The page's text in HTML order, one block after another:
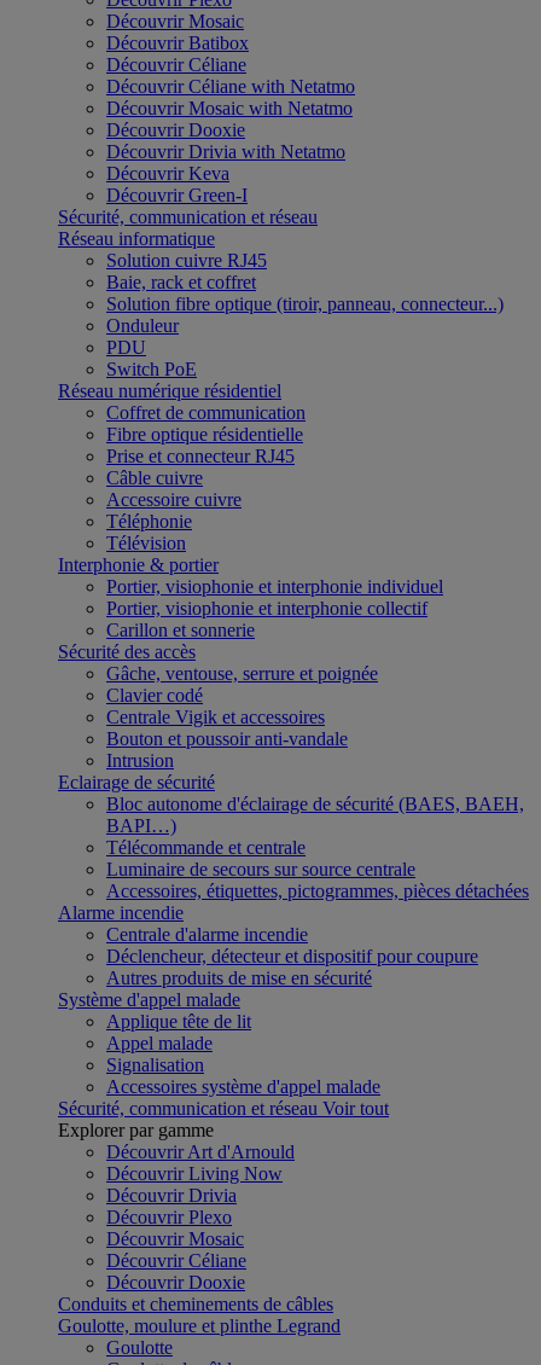
Découvrir Mosaic
Découvrir Batibox
Découvrir Céliane
Découvrir Céliane with Netatmo
Découvrir Mosaic with Netatmo
Découvrir Dooxie
Découvrir Drivia with Netatmo
Découvrir Keva
Découvrir Green-I
Sécurité, communication et réseau
Réseau informatique
Solution cuivre RJ45
Baie, rack et coffret
Solution fibre optique (tiroir, panneau, connecteur...)
Onduleur
PDU
Switch PoE
Réseau numérique résidentiel
Coffret de communication
Fibre optique résidentielle
Prise et connecteur RJ45
Câble cuivre
Accessoire cuivre
Téléphonie
Télévision
Interphonie & portier
Portier, visiophonie et interphonie individuel
Portier, visiophonie et interphonie collectif
Carillon et sonnerie
Sécurité des accès
Gâche, ventouse, serrure et poignée
Clavier codé
Centrale Vigik et accessoires
Bouton et poussoir anti-vandale
Intrusion
Eclairage de sécurité
Bloc autonome d'éclairage de sécurité (BAES, BAEH,
BAPI…)
Télécommande et centrale
Luminaire de secours sur source centrale
Accessoires, étiquettes, pictogrammes, pièces détachées
Alarme incendie
Centrale d'alarme incendie
Déclencheur, détecteur et dispositif pour coupure
Autres produits de mise en sécurité
Système d'appel malade
Applique tête de lit
Appel malade
Signalisation
Accessoires système d'appel malade
Sécurité, communication et réseau Voir tout
Explorer par gamme
Découvrir Art d'Arnould
Découvrir Living Now
Découvrir Drivia
Découvrir Plexo
Découvrir Mosaic
Découvrir Céliane
Découvrir Dooxie
Conduits et cheminements de câbles
Goulotte, moulure et plinthe Legrand
Goulotte